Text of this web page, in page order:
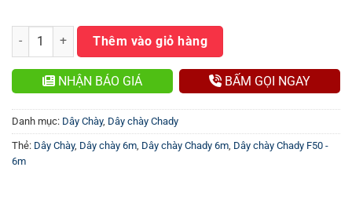
Dây Chày Chady F50 – 6m số lượng
Thêm vào giỏ hàng
NHẬN BÁO GIÁ BẤM GỌI NGAY
Danh mục: Dây Chày, Dây chày Chady
Thẻ: Dây Chày, Dây chày 6m Dây chày Chady 6m Dây chày Chady F50 -
6m